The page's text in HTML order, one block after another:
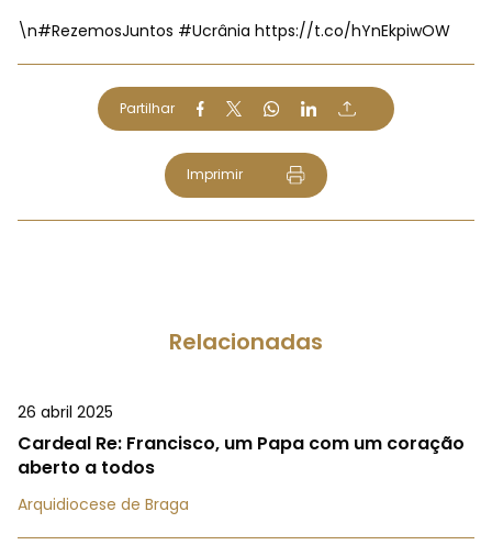
\n#RezemosJuntos #Ucrânia https://t.co/hYnEkpiwOW
Partilhar
Imprimir
Relacionadas
26 abril 2025
Cardeal Re: Francisco, um Papa com um coração
aberto a todos
Arquidiocese de Braga